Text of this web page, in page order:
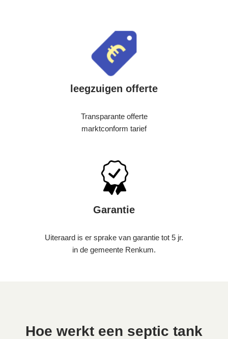
leegzuigen offerte
Transparante offerte
marktconform tarief
Garantie
Uiteraard is er sprake van garantie tot 5 jr.
in de gemeente Renkum.
Hoe werkt een septic tank